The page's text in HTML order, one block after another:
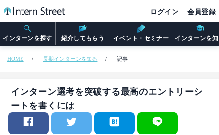
インターンを探す 紹介してもらう イベント・セミナー インターンを
ログイン 会員登録
HOME 長期インターンを知る 記事
インターン選考を突破する最高のエントリーシ
ートを書くには